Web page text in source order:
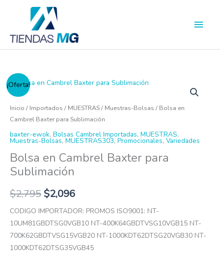
¡Oferta!
Inicio / Importados / MUESTRAS/ Muestras-Bolsas / Bolsa en
Cambrel Baxter para Sublimación
baxter-ewok, Bolsas Cambrel Importadas, MUESTRAS,
Muestras-Bolsas, MUESTRAS303, Promocionales, Variedades
Bolsa en Cambrel Baxter para
Sublimación
$2,795$2,096
CODIGO IMPORTADOR: PROMOS ISO9001: NT-
10UM81GBDTSG0VGB10 NT-400K64GBDTVSG10VGB15 NT-
700K62GBDTVSG15VGB20 NT-1000KDT62DTSG20VGB30 NT-
1000KDT62DTSG35VGB45
Bolsa
en
Cambrel
Baxter
para
Sublimación
cantidad